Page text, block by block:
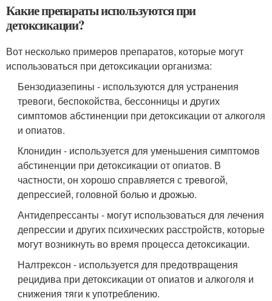
Какие препараты используются при
детоксикации?
Вот несколько примеров препаратов, которые могут
использоваться при детоксикации организма:
Бензодиазепины - используются для устранения
тревоги, беспокойства, бессонницы и других
симптомов абстиненции при детоксикации от алкоголя
и опиатов.
Клонидин - используется для уменьшения симптомов
абстиненции при детоксикации от опиатов. В
частности, он хорошо справляется с тревогой,
депрессией, головной болью и дрожью.
Антидепрессанты - могут использоваться для лечения
депрессии и других психических расстройств, которые
могут возникнуть во время процесса детоксикации.
Налтрексон - используется для предотвращения
рецидива при детоксикации от опиатов и алкоголя и
снижения тяги к употреблению.